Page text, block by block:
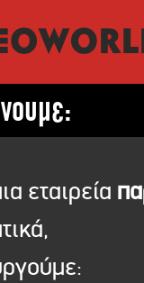
εταιρεία